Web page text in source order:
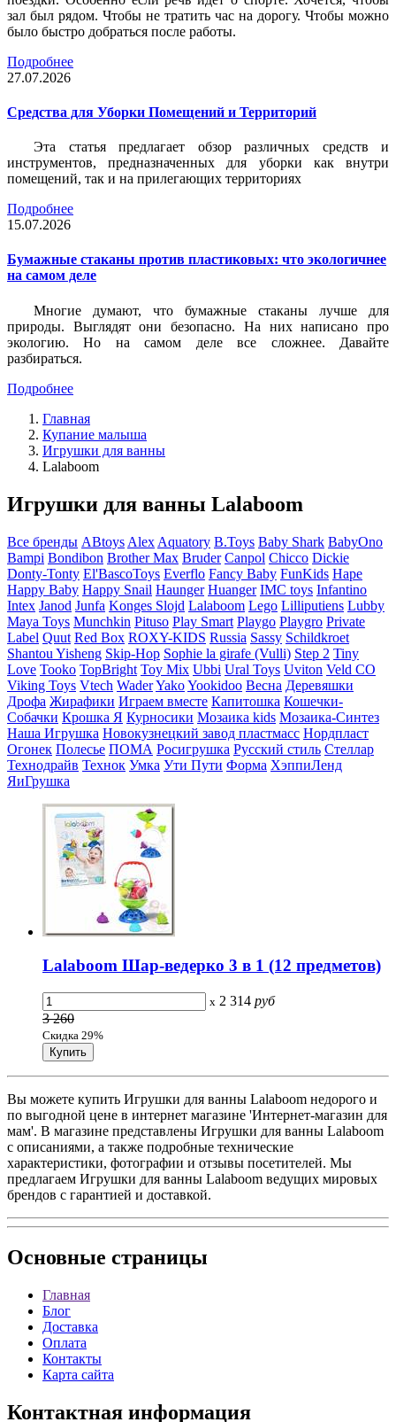
зал был рядом. Чтобы не тратить час на дорогу. Чтобы можно
было быстро добраться после работы.
Подробнее
27.07.2026
Средства для Уборки Помещений и Территорий
Эта статья предлагает обзор различных средств и
инструментов, предназначенных для уборки как внутри
помещений, так и на прилегающих территориях
Подробнее
15.07.2026
Бумажные стаканы против пластиковых: что экологичнее
на самом деле
Многие думают, что бумажные стаканы лучше для
природы. Выглядят они безопасно. На них написано про
экологию. Но на самом деле все сложнее. Давайте
разбираться.
Подробнее
Главная
Купание малыша
Игрушки для ванны
Lalaboom
Игрушки для ванны Lalaboom
Все бренды ABtoys Alex Aquatory B.Toys Baby Shark BabyOno
Bampi Bondibon Brother Max Bruder Canpol Chicco Dickie
Donty-Tonty El'BascoToys Everflo Fancy Baby FunKids Hape
Happy Baby Happy Snail Haunger Huanger IMC toys Infantino
Intex Janod Junfa Konges Slojd Lalaboom Lego Lilliputiens Lubby
Maya Toys Munchkin Pituso Play Smart Playgo Playgro Private
Label Quut Red Box ROXY-KIDS Russia Sassy Schildkroet
Shantou Yisheng Skip-Hop Sophie la girafe (Vulli) Step 2 Tiny
Love Tooko TopBright Toy Mix Ubbi Ural Toys Uviton Veld CO
Viking Toys Vtech WaderYakoYookidoo Весна Деревяшки
Дрофа Жирафики Играем вместе Капитошка Кошечки-
Собачки Крошка Я Курносики Мозаика kids Мозаика-Синтез
Наша Игрушка Новокузнецкий завод пластмасс Нордпласт
Огонек Полесье ПОМА Росигрушка Русский стиль Стеллар
Технодрайв Технок Умка Ути Пути Форма ХэппиЛенд
ЯиГрушка
Lalaboom Шар-ведерко 3 в 1 (12 предметов)
x 2 314 руб
3 260
Скидка 29%
Вы можете купить Игрушки для ванны Lalaboom недорого и
по выгодной цене в интернет магазине 'Интернет-магазин для
мам'. В магазине представлены Игрушки для ванны Lalaboom
с описаниями, а также подробные технические
характеристики, фотографии и отзывы посетителей. Мы
предлагаем Игрушки для ванны Lalaboom ведущих мировых
брендов с гарантией и доставкой.
Основные страницы
Главная
Блог
Доставка
Оплата
Контакты
Карта сайта
Контактная информация